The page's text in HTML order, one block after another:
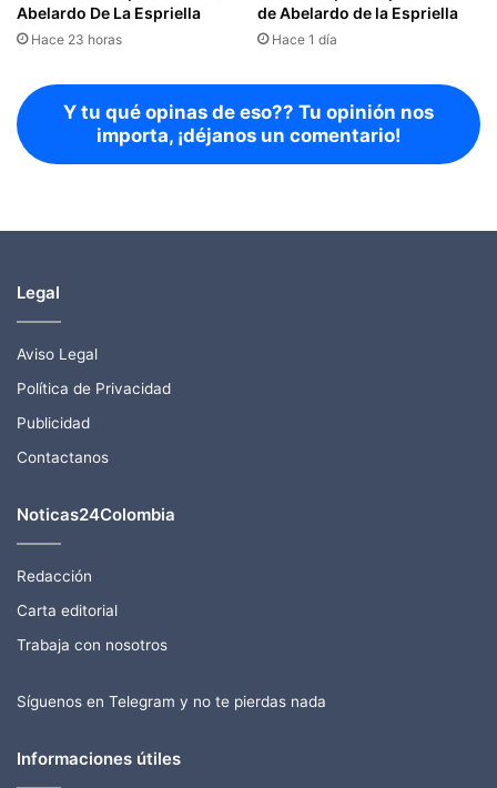
Abelardo De La Espriella
Hace 23 horas
de Abelardo de la Espriella
Hace 1 día
Y tu qué opinas de eso?? Tu opinión nos
importa, ¡déjanos un comentario!
Legal
Aviso Legal
Política de Privacidad
Publicidad
Contactanos
Noticas24Colombia
Redacción
Carta editorial
Trabaja con nosotros
Síguenos en Telegram y no te pierdas nada
Informaciones útiles